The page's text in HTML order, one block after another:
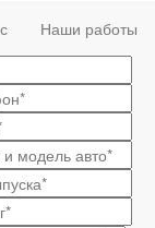
Наши работы